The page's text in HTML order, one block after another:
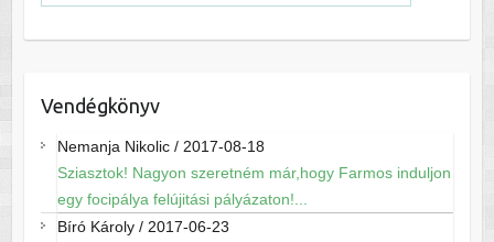
Vendégkönyv
Nemanja Nikolic/ 2017-08-18
Sziasztok! Nagyon szeretném már,hogy Farmos induljon
egy focipálya felújitási pályázaton!...
Bíró Károly/ 2017-06-23